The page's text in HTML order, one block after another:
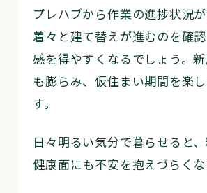
プレハブから作業の進捗状況
着々と建て替えが進むのを確
感を得やすくなるでしょう。
も膨らみ、仮住まい期間を楽
す。
日々明るい気分で暮らせると
健康面にも不安を抱えづらくな